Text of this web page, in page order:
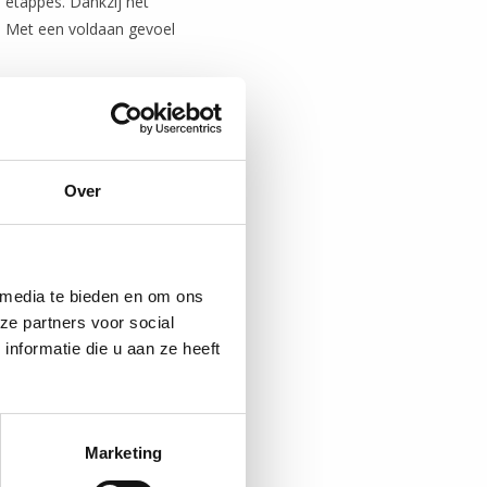
Over
te bieden en om ons
partners voor social
die u aan ze heeft
Marketing
een voldaan gevoel
Goed om te weten dat
gevoel van vrijheid,